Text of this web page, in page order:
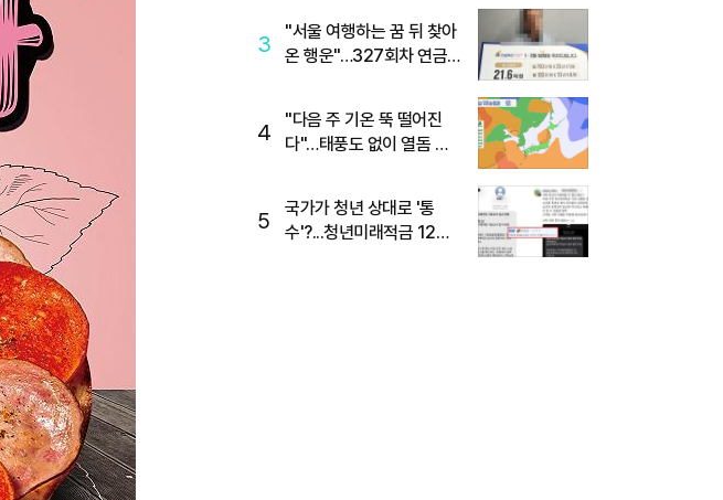
3
"서울 여행하는 꿈 뒤 찾아
온 행운"…327회차 연금
4
"다음 주 기온 뚝 떨어진
다"…태풍도 없이 열돔 박
5
국가가 청년 상대로 '통
수'?...청년미래적금 12%